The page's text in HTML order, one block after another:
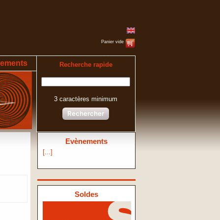
Panier vide
Recherche rapide
3 caractères minimum
Rechercher
Evènements
[...]
Soldes